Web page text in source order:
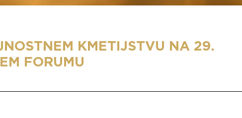
KMETIJSTVU NA 29.
FORUMU